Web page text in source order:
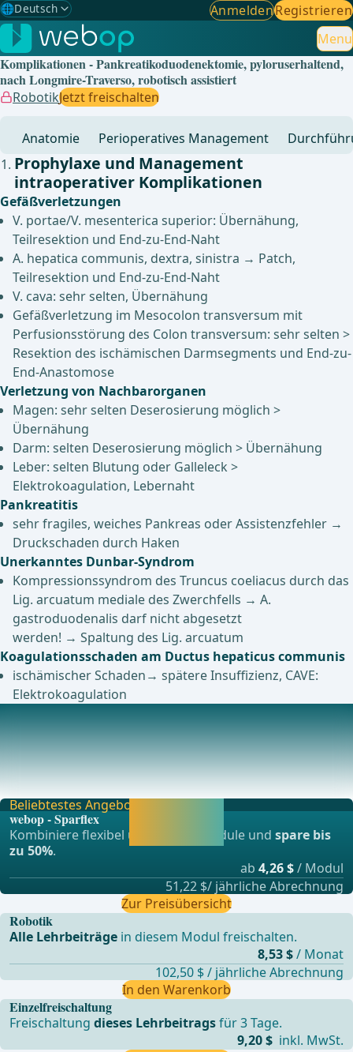
🌐Deutsch
Gewählte Sprache: Deutsch
🇩🇪 Deutsch ✓
🇬🇧English
🇪🇸Spanisch
🇧🇷Brasilianisch
AnmeldenRegistrieren
Menu
Komplikationen - Pankreatikoduodenektomie, pyloruserhaltend,
nach Longmire-Traverso, robotisch assistiert
RobotikJetzt freischalten
Anatomie Perioperatives Management
Prophylaxe und Management
intraoperativer Komplikationen
Gefäßverletzungen
V. portae/V. mesenterica superior: Übernähung,
Teilresektion und End-zu-End-Naht
A. hepatica communis, dextra, sinistra → Patch,
Teilresektion und End-zu-End-Naht
V. cava: sehr selten, Übernähung
Gefäßverletzung im Mesocolon transversum mit
Perfusionsstörung des Colon transversum: sehr selten >
Resektion des ischämischen Darmsegments und End-zu-
End-Anastomose
Verletzung von Nachbarorganen
Magen: sehr selten Deserosierung möglich >
Übernähung
Darm: selten Deserosierung möglich > Übernähung
Leber: selten Blutung oder Galleleck >
Elektrokoagulation, Lebernaht
Pankreatitis
sehr fragiles, weiches Pankreas oder Assistenzfehler →
Druckschaden durch Haken
Unerkanntes Dunbar-Syndrom
Kompressionssyndrom des Truncus coeliacus durch das
Lig. arcuatum mediale des Zwerchfells → A.
gastroduodenalis darf nicht abgesetzt
werden! → Spaltung des Lig. arcuatum
Koagulationsschaden am Ductus hepaticus communis
ischämischer Schaden→ spätere Insuffizienz, CAVE:
Elektrokoagulation
Prophylaxe und Management postoperativer
Komplikationen
Vorbemerkung: Hauptursachen postoperativer Morbidität
und auch Mortalität nach Pankreaskopfresektio
Einzelfreischaltung
Freischaltungdieses Lehrbeitragsfür 3 Tage.
9,20 $ inkl. MwSt.
Beliebtestes Angebot
webop - Sparflex
Kombiniere flexibel unsere Lernmodule undspare bis
zu 50%.
ab 4,26 $/ Modul
51,22 $/ jährliche Abrechnung
Zur Preisübersicht
Robotik
Alle Lehrbeiträge in diesem Modul freischalten.
8,53 $/ Monat
102,50 $ / jährliche Abrechnung
In den Warenkorb